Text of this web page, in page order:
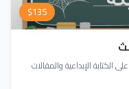
$135
الكتابة الإبداعية والمقالات